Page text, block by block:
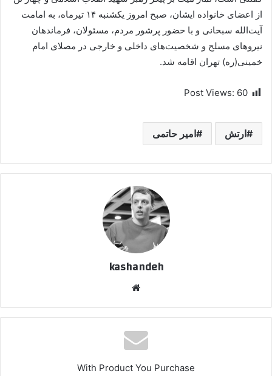
از اعضای خانواده ایشان، صبح امروز یکشنبه ۱۴ تیرماه، به امامت
آیت‌الله سبحانی و با حضور پرشور مردم، مسئولان، فرماندهان
نیروهای مسلح و شخصیت‌های داخلی و خارجی در مصلای امام
خمینی(ره) تهران اقامه شد.
Post Views: 60
ارتش امیر حاتمی
kashandeh
With Product You Purchase